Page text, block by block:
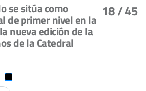
18/ 45
se sitúa como
de primer nivel en la
nueva edición de la
de la Catedral